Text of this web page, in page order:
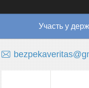
Участь у